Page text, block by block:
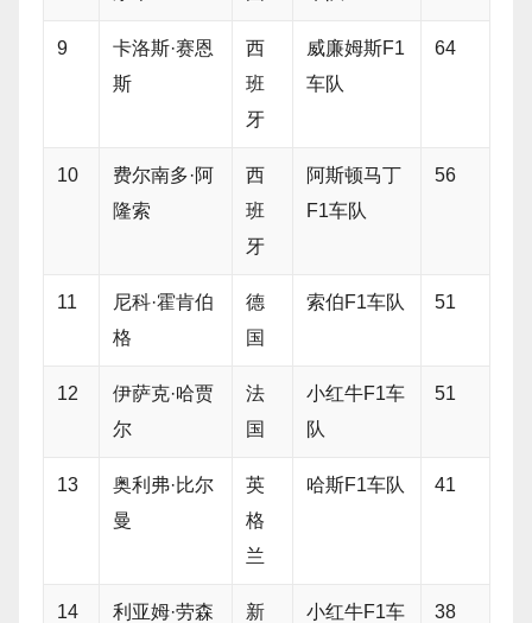
9
卡洛斯·赛恩
斯
西
班
牙
威廉姆斯F1
车队
64
10
费尔南多·阿
隆索
西
班
牙
阿斯顿马丁
F1车队
56
11
尼科·霍肯伯
格
德
国
索伯F1车队 51
12
伊萨克·哈贾
尔
法
国
小红牛F1车
队
51
13
奥利弗·比尔
曼
英
格
兰
哈斯F1车队 41
14 利亚姆·劳森
新
小红牛F1车
38